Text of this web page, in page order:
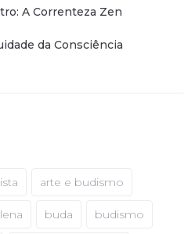
A Correnteza Zen
da Consciência
arte e budismo
buda budismo